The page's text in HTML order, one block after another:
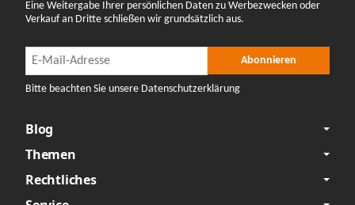
Eine Weitergabe Ihrer persönlichen Daten zu Werbezwecken oder
Verkauf an Dritte schließen wir grundsätzlich aus.
Newsletter Abonnieren Abonnieren
Bitte beachten Sie unsere Datenschutzerklärung
Blog
Themen
Rechtliches